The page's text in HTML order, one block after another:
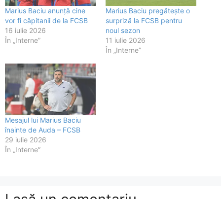
Marius Baciu anunță cine
vor fi căpitanii de la FCSB
16 iulie 2026
În „Interne”
Marius Baciu pregătește o
surpriză la FCSB pentru
noul sezon
11 iulie 2026
În „Interne”
Mesajul lui Marius Baciu
înainte de Auda – FCSB
29 iulie 2026
În „Interne”